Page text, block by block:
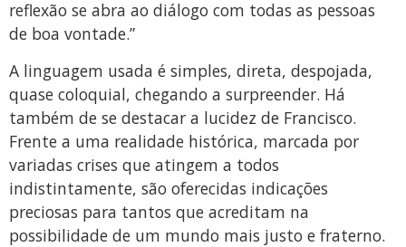
reflexão se abra ao diálogo com todas as pessoas
de boa vontade.”
A linguagem usada é simples, direta, despojada,
quase coloquial, chegando a surpreender. Há
também de se destacar a lucidez de Francisco.
Frente a uma realidade histórica, marcada por
variadas crises que atingem a todos
indistintamente, são oferecidas indicações
preciosas para tantos que acreditam na
possibilidade de um mundo mais justo e fraterno.